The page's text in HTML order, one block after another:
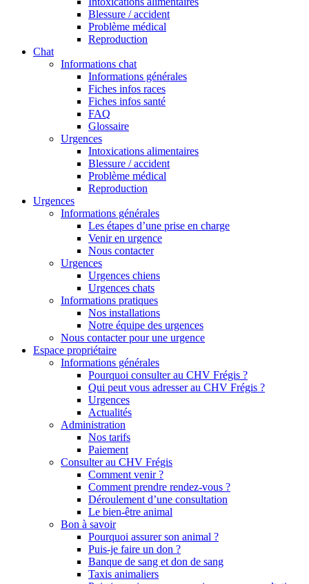
Blessure / accident
Problème médical
Reproduction
Chat
Informations chat
Informations générales
Fiches infos races
Fiches infos santé
FAQ
Glossaire
Urgences
Intoxications alimentaires
Blessure / accident
Problème médical
Reproduction
Urgences
Informations générales
Les étapes d’une prise en charge
Venir en urgence
Nous contacter
Urgences
Urgences chiens
Urgences chats
Informations pratiques
Nos installations
Notre équipe des urgences
Nous contacter pour une urgence
Espace propriétaire
Informations générales
Pourquoi consulter au CHV Frégis ?
Qui peut vous adresser au CHV Frégis ?
Urgences
Actualités
Administration
Nos tarifs
Paiement
Consulter au CHV Frégis
Comment venir ?
Comment prendre rendez-vous ?
Déroulement d’une consultation
Le bien-être animal
Bon à savoir
Pourquoi assurer son animal ?
Puis-je faire un don ?
Banque de sang et don de sang
Taxis animaliers